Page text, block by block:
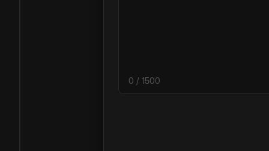
0 / 1500